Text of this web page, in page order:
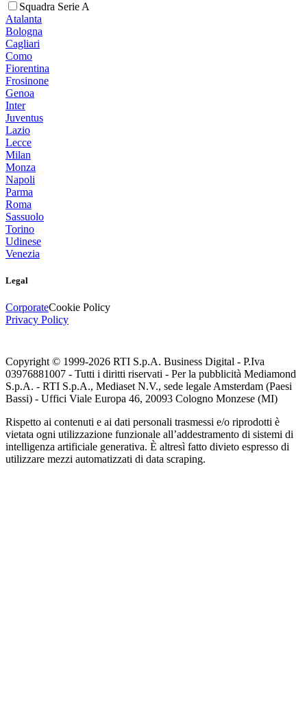
Squadra Serie A
Atalanta
Bologna
Cagliari
Como
Fiorentina
Frosinone
Genoa
Inter
Juventus
Lazio
Lecce
Milan
Monza
Napoli
Parma
Roma
Sassuolo
Torino
Udinese
Venezia
Legal
CorporateCookie Policy
Privacy Policy
Copyright © 1999-2026 RTI S.p.A. Business Digital - P.Iva
03976881007 - Tutti i diritti riservati - Per la pubblicità Mediamond
S.p.A. - RTI S.p.A., Mediaset N.V., sede legale Amsterdam (Paesi
Bassi) - Uffici Viale Europa 46, 20093 Cologno Monzese (MI)
Rispetto ai contenuti e ai dati personali trasmessi e/o riprodotti è
vietata ogni utilizzazione funzionale all’addestramento di sistemi di
intelligenza artificiale generativa. È altresì fatto divieto espresso di
utilizzare mezzi automatizzati di data scraping.